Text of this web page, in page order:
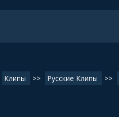
Клипы >> Русские Клипы >>